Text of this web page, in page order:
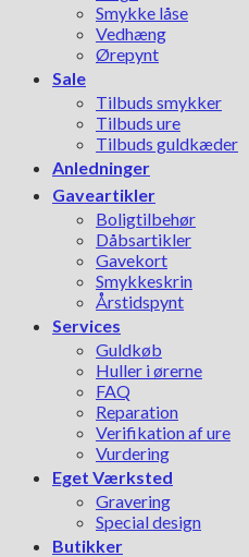
Smykke låse
Vedhæng
Ørepynt
Sale
Tilbuds smykker
Tilbuds ure
Tilbuds guldkæder
Anledninger
Gaveartikler
Boligtilbehør
Dåbsartikler
Gavekort
Smykkeskrin
Årstidspynt
Services
Guldkøb
Huller i ørerne
FAQ
Reparation
Verifikation af ure
Vurdering
Eget Værksted
Gravering
Special design
Butikker